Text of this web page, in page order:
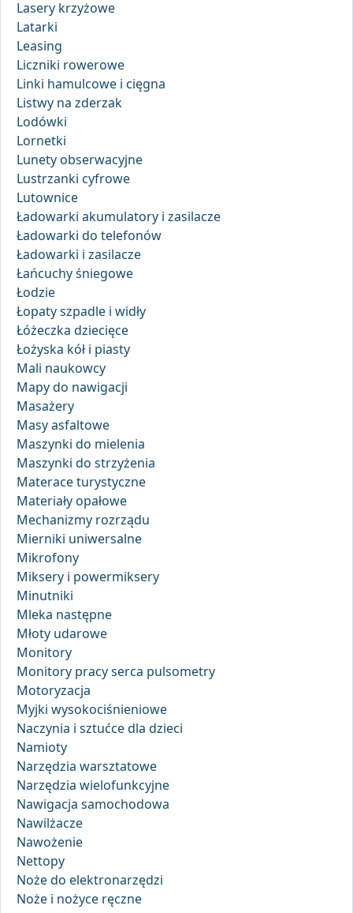
Lasery krzyżowe
Latarki
Leasing
Liczniki rowerowe
Linki hamulcowe i cięgna
Listwy na zderzak
Lodówki
Lornetki
Lunety obserwacyjne
Lustrzanki cyfrowe
Lutownice
Ładowarki akumulatory i zasilacze
Ładowarki do telefonów
Ładowarki i zasilacze
Łańcuchy śniegowe
Łodzie
Łopaty szpadle i widły
Łóżeczka dziecięce
Łożyska kół i piasty
Mali naukowcy
Mapy do nawigacji
Masażery
Masy asfaltowe
Maszynki do mielenia
Maszynki do strzyżenia
Materace turystyczne
Materiały opałowe
Mechanizmy rozrządu
Mierniki uniwersalne
Mikrofony
Miksery i powermiksery
Minutniki
Mleka następne
Młoty udarowe
Monitory
Monitory pracy serca pulsometry
Motoryzacja
Myjki wysokociśnieniowe
Naczynia i sztućce dla dzieci
Namioty
Narzędzia warsztatowe
Narzędzia wielofunkcyjne
Nawigacja samochodowa
Nawilżacze
Nawożenie
Nettopy
Noże do elektronarzędzi
Noże i nożyce ręczne